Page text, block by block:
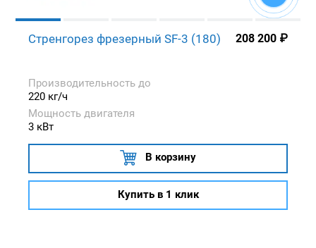
Стренгорез фрезерный SF-3 (180) 208 200 ₽
Производительность до
220 кг/ч
Мощность двигателя
3 кВт
В корзину
Купить в 1 клик